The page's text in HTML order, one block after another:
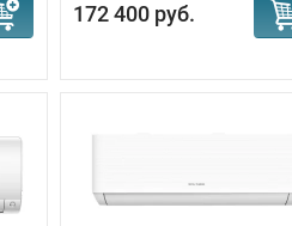
172 400 руб.